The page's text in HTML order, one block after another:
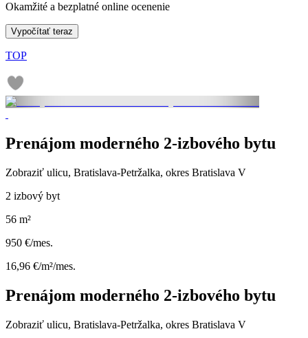
Okamžité a bezplatné online ocenenie
Vypočítať teraz
TOP
Prenájom moderného 2-izbového bytu
Zobraziť ulicu, Bratislava-Petržalka, okres Bratislava V
2 izbový byt
56 m²
950 €/mes.
16,96 €/m²/mes.
Prenájom moderného 2-izbového bytu
Zobraziť ulicu, Bratislava-Petržalka, okres Bratislava V